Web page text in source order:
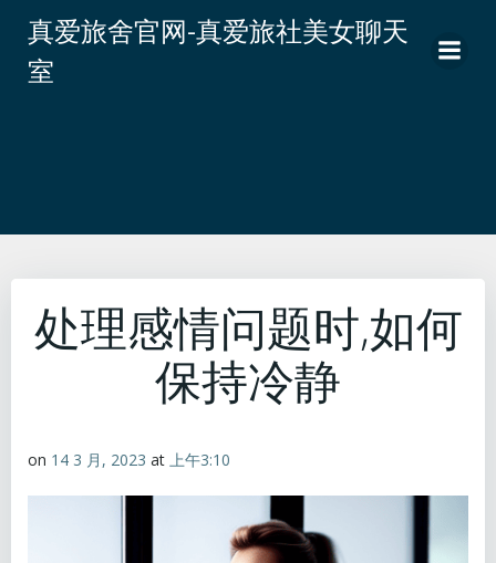
转
真爱旅舍官网-真爱旅社美女聊天
室
处理感情问题时,如何
保持冷静
on 14 3 月, 2023 at 上午3:10